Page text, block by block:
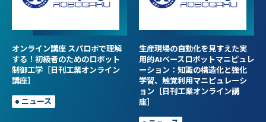
オンライン講座 スパロボで理解
する！初級者のためのロボット
制御工学［日刊工業オンライン
講座］
ニュース
生産現場の自動化を見すえた実
用的AIベースロボットマニピュレ
ーション：知識の構造化と強化
学習、触覚利用マニピュレーシ
ョン［日刊工業オンライン講
座］